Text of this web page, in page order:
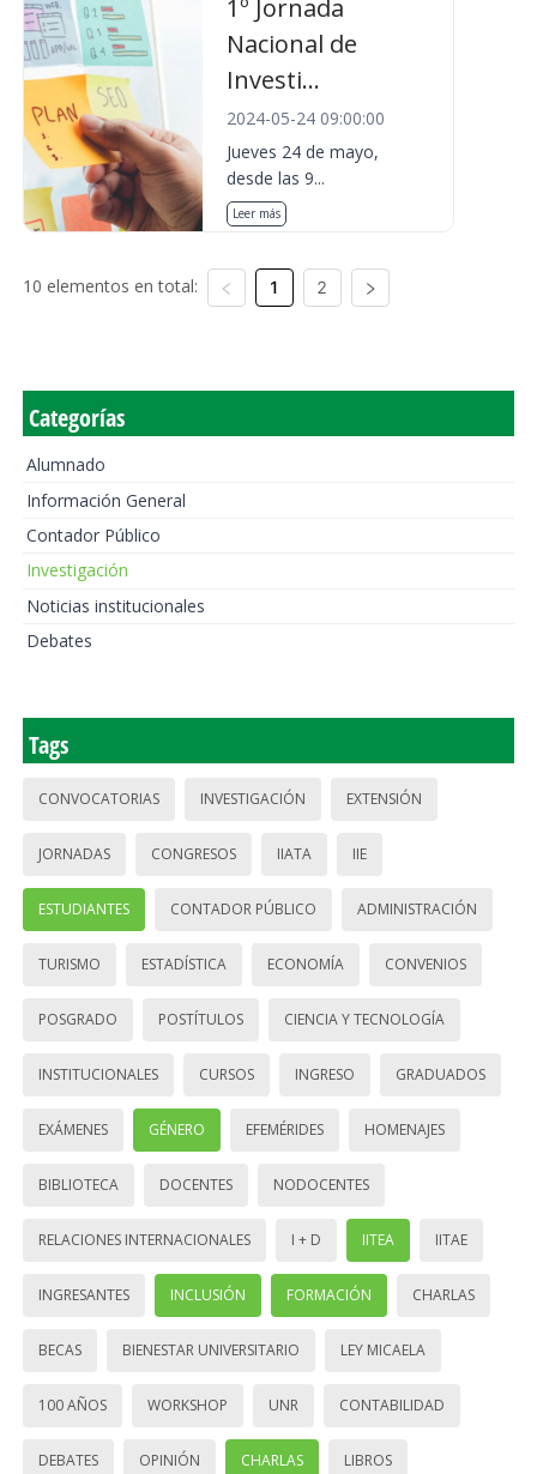
1º Jornada
Nacional de
Investi...
2024-05-24 09:00:00
Jueves 24 de mayo,
desde las 9...
Leer más
10 elementos en total: 1 2
Categorías
Alumnado
Información General
Contador Público
Investigación
Noticias institucionales
Debates
Tags
CONVOCATORIAS INVESTIGACIÓN EXTENSIÓN
JORNADAS CONGRESOS IIATA IIE
ESTUDIANTES CONTADOR PÚBLICO ADMINISTRACIÓN
TURISMO ESTADÍSTICA ECONOMÍA CONVENIOS
POSGRADO POSTÍTULOS CIENCIA Y TECNOLOGÍA
INSTITUCIONALES CURSOS INGRESO GRADUADOS
EXÁMENES GÉNERO EFEMÉRIDES HOMENAJES
BIBLIOTECA DOCENTES NODOCENTES
RELACIONES INTERNACIONALES I + D IITEA IITAE
INGRESANTES INCLUSIÓN FORMACIÓN CHARLAS
BECAS BIENESTAR UNIVERSITARIO LEY MICAELA
100 AÑOS WORKSHOP UNR CONTABILIDAD
DEBATES OPINIÓN CHARLAS LIBROS